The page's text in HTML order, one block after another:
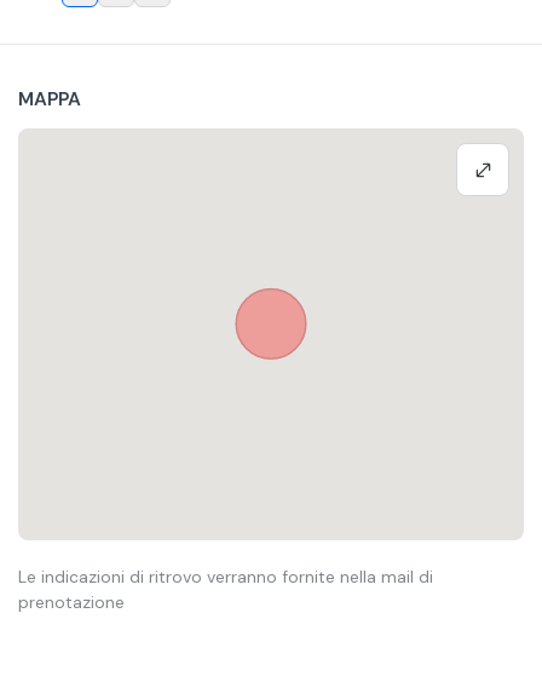
MAPPA
Le indicazioni di ritrovo verranno fornite nella mail di
prenotazione